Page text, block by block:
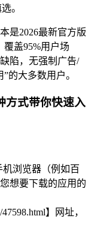
。
是2026最新官方版
覆盖95%用户场
陷，无强制广告/
的大多数用户。
方式带你快速入
机浏览器（例如百
想要下载的应用的
】网址，